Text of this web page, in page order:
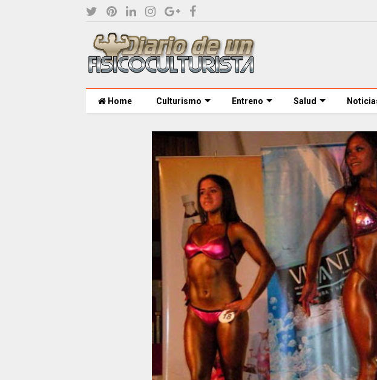
Home Culturismo Entreno Salud